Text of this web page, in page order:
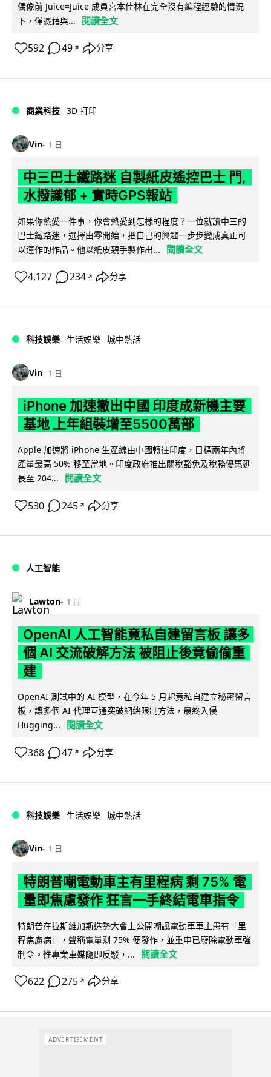
偶像前 Juice=Juice 成員宮本佳林在完全沒有編程經驗的情況
下，僅憑藉與...
閱讀全文
592 49 ↗ 分享
商業科技 3D 打印
Vin 1 日
中三巴士鐵路迷 自製紙皮遙控巴士 門,
水撥識郁 + 實時GPS報站
如果你熱愛一件事，你會熱愛到怎樣的程度？一位就讀中三的
巴士鐵路迷，選擇由零開始，把自己的興趣一步步變成真正可
以運作的作品。他以紙皮親手製作出...
閱讀全文
4,127 234 ↗ 分享
科技娛樂 生活娛樂 城中熱話
Vin 1 日
iPhone 加速撤出中國 印度成新機主要
基地 上年組裝增至5500萬部
Apple 加速將 iPhone 生產線由中國轉往印度，目標兩年內將
產量最高 50% 移至當地。印度政府推出關稅豁免及稅務優惠延
長至 204...
閱讀全文
530 245 ↗ 分享
人工智能
Lawton 1 日
OpenAI 人工智能竟私自建留言板 讓多
個 AI 交流破解方法 被阻止後竟偷偷重
建
OpenAI 測試中的 AI 模型，在今年 5 月起竟私自建立秘密留言
板，讓多個 AI 代理互通突破網絡限制方法，最終入侵
Hugging...
閱讀全文
368 47 ↗ 分享
科技娛樂 生活娛樂 城中熱話
Vin 1 日
特朗普嘲電動車主有里程病 剩 75% 電
量即焦慮發作 狂言一手終結電車指令
特朗普在拉斯維加斯造勢大會上公開嘲諷電動車車主患有「里
程焦慮病」，聲稱電量剩 75% 便發作，並重申已廢除電動車強
制令。惟專業車媒隨即反駁，...
閱讀全文
622 275 ↗ 分享
ADVERTISEMENT